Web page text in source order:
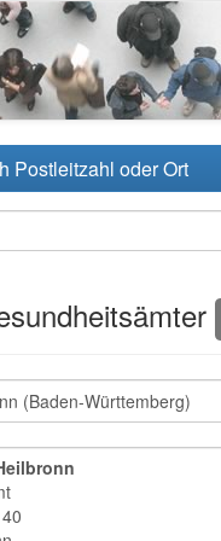
Postleitzahl oder Ort